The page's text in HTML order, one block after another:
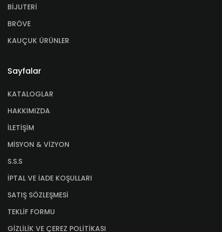
BİJUTERİ
BRÖVE
KAUÇUK ÜRÜNLER
Sayfalar
KATALOGLAR
HAKKIMIZDA
İLETİŞİM
MİSYON & VİZYON
S.S.S
İPTAL VE İADE KOŞULLARI
SATIŞ SÖZLEŞMESİ
TEKLİF FORMU
GİZLİLİK VE ÇEREZ POLİTİKASI